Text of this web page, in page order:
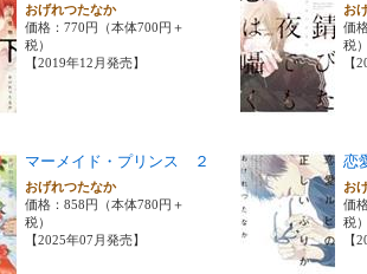
おげれつたなか
価格：770円（本体700円＋
税）
【2019年12月発売】
お
価
税）
【
マーメイド・プリンス ２
おげれつたなか
価格：858円（本体780円＋
税）
【2025年07月発売】
恋
お
価
税）
【